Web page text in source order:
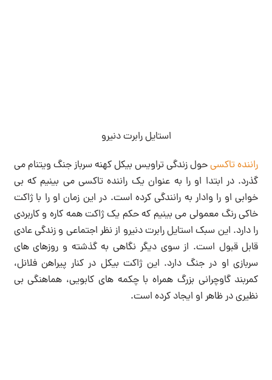
استایل رابرت دنیرو
راننده تاکسیحول زندگی تراویس بیکل کهنه سرباز جنگ ویتنام می
گذرد. در ابتدا او را به عنوان یک راننده تاکسی می بینیم که بی
خوابی او را وادار به رانندگی کرده است. در این زمان او را با ژاکت
خاکی رنگ معمولی می بینیم که حکم یک ژاکت همه کاره و کاربردی
را دارد. این سبک استایل رابرت دنیرو از نظر اجتماعی و زندگی عادی
قابل قبول است. از سوی دیگر نگاهی به گذشته و روزهای های
سربازی او در جنگ دارد. این ژاکت بیکل در کنار پیراهن فلانل،
کمربند گاوچرانی بزرگ همراه با چکمه های کابویی، هماهنگی بی
نظیری در ظاهر او ایجاد کرده است.